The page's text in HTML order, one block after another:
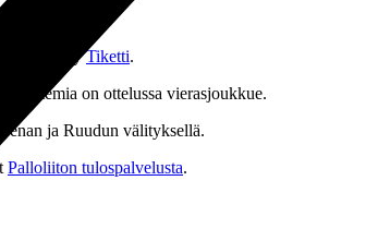
peliin myyTiketti.
Akatemia on ottelussa vierasjoukkue.
ja Ruudun välityksellä.
Palloliiton tulospalvelusta.